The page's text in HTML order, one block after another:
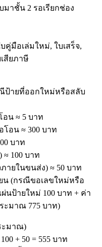
มาชั้น 2 รอเรียกช่อง
คู่มือเล่มใหม่, ใบเสร็จ,
สียภาษี
ป้ายที่ออกใหม่หรือสลับ
น ≈ 5 บาท
โอน ≈ 300 บาท
บาท
≈ 100 บาท
ายในขนส่ง) ≈ 50 บาท
น (กรณีขอเลขใหม่หรือ
นป้ายใหม่ 100 บาท + ค่า
ะมาณ 775 บาท)
ะมาณ)
+ 50 = 555 บาท